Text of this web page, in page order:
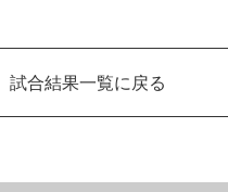
試合結果一覧に戻る